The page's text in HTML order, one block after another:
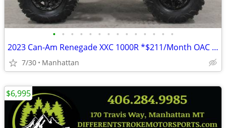
• • • • • • • • • • • • • •
2023 Can-Am Renegade XXC 1000R *$211/Month OAC $0 Down*
7/30 Manhattan
$6,995